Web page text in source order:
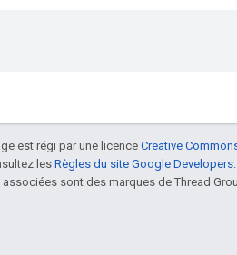
est régi par une licence Creative
lesRègles du site Google Developers
associées sont des marques de Thread